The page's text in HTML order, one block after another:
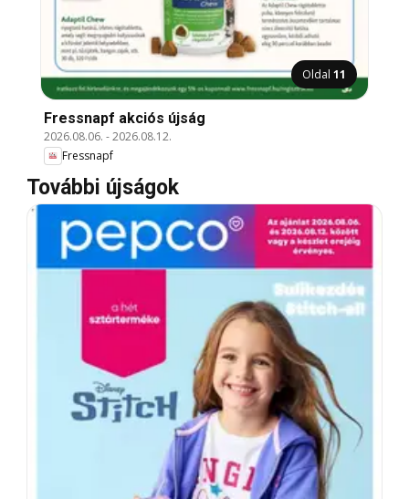
Oldal 11
Fressnapf akciós újság
2026.08.06. -2026.08.12.
Fressnapf
További újságok